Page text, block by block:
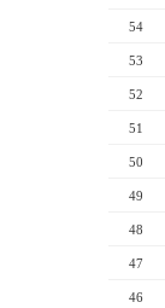
54
53
52
51
50
49
48
47
46